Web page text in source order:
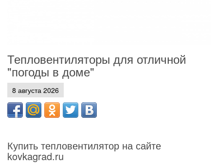
Тепловентиляторы для отличной
"погоды в доме"
8 августа 2026
Купить тепловентилятор на сайте
kovkagrad.ru